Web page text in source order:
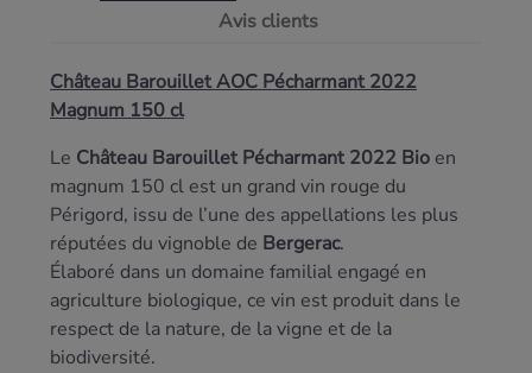
Avis clients
Château Barouillet AOC Pécharmant 2022
Magnum 150 cl
Le Château Barouillet Pécharmant 2022 Bio en
magnum 150 cl est un grand vin rouge du
Périgord, issu de l’une des appellations les plus
réputées du vignoble de Bergerac.
Élaboré dans un domaine familial engagé en
agriculture biologique, ce vin est produit dans le
respect de la nature, de la vigne et de la
biodiversité.